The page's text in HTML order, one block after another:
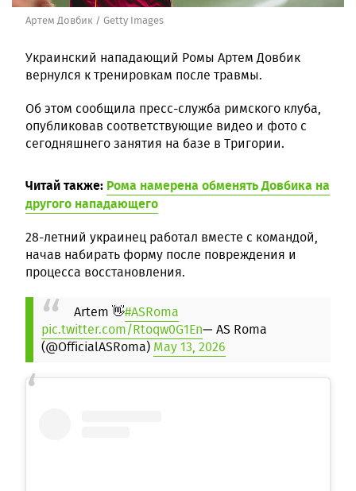
Артем Довбик / Getty Images
Украинский нападающий Ромы Артем Довбик
вернулся к тренировкам после травмы.
Об этом сообщила пресс-служба римского клуба,
опубликовав соответствующие видео и фото с
сегодняшнего занятия на базе в Тригории.
Читай также: Рома намерена обменять Довбика на
другого нападающего
28-летний украинец работал вместе с командой,
начав набирать форму после повреждения и
процесса восстановления.
Artem 👋#ASRoma
pic.twitter.com/Rtoqw0G1En— AS Roma
(@OfficialASRoma) May 13, 2026